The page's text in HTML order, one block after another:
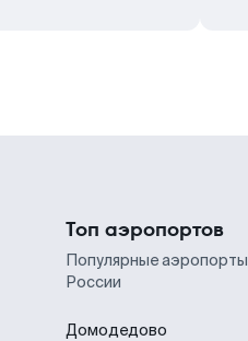
Топ аэропортов
Популярные аэропорты
России
Домодедово